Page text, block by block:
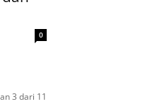
0
3 dari 11